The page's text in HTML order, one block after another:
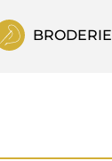
BRODERIE